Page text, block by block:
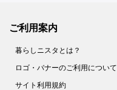
ご利用案内
暮らしニスタとは？
ロゴ・バナーのご利用について
サイト利用規約